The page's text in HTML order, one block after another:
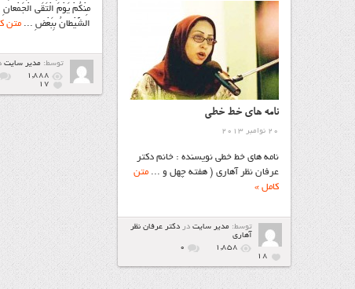
مِنْکُمْ يَوْمَ الْتَقَى الْجَمْعانِ
الشَّيْطانُ بِبَعْضِ ... متن
توسط: مدیر سایت
1,888
17
نامه هاي خط خطی
20 نوامبر 2013
نامه هاي خط خطی نویسنده : خانم دکتر
عرفان نظر آهاری ( هفته چهل و ... متن
کامل »
توسط: مدیر سایت در دكتر عرفان نظر
آهاري
1,858
۰
18